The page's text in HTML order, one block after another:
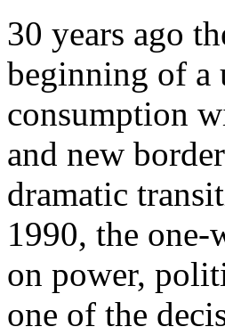
30 years ago
beginning of a
consumption
and new
dramatic
1990, the one-
on power,
one of the